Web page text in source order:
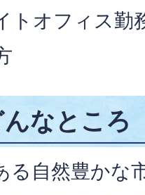
トオフィス勤
なところ
る自然豊かな